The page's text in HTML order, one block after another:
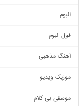
اجتماعی
حماسی
سنتی
اهنگ بندرعباسی
البوم
فول البوم
آهنگ مذهبی
موزیک ویدیو
موسقی بی کلام